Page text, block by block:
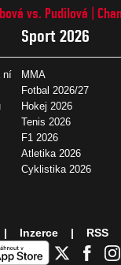
vs. Pudilová
ní
Sport 2026
MMA
Fotbal 2026/27
Hokej 2026
Tenis 2026
F1 2026
Atletika 2026
Cyklistika 2026
Inzerce RSS